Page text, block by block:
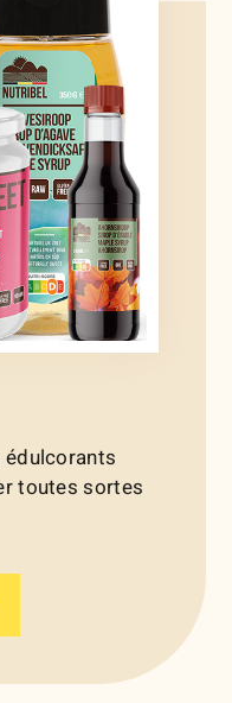
toutes sortes